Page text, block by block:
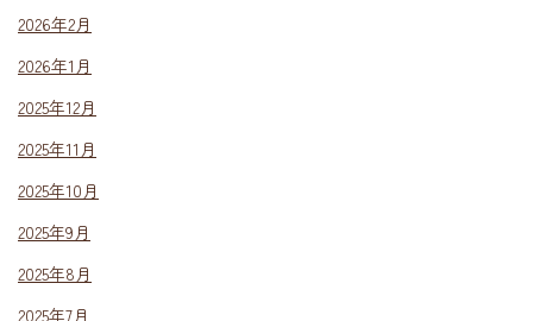
2026年2月
2026年1月
2025年12月
2025年11月
2025年10月
2025年9月
2025年8月
2025年7月